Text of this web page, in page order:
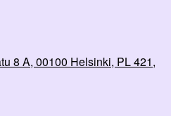
8 A, 00100 Helsinki, PL 421,